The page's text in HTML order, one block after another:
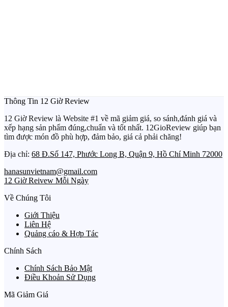
Thông Tin 12 Giờ Review
12 Giờ Review là Website #1 về mã giảm giá, so sánh,đánh giá và
xếp hạng sản phẩm đúng,chuẩn và tốt nhất. 12GioReview giúp bạn
tìm được món đồ phù hợp, đảm bảo, giá cả phải chăng!
Địa chỉ: 68 Đ.Số 147, Phước Long B, Quận 9, Hồ Chí Minh 72000
hanasunvietnam@gmail.com
12 Giờ Reivew Mỗi Ngày
Về Chúng Tôi
Giới Thiệu
Liên Hệ
Quảng cáo & Hợp Tác
Chính Sách
Chính Sách Bảo Mật
Điều Khoản Sử Dụng
Mã Giảm Giá